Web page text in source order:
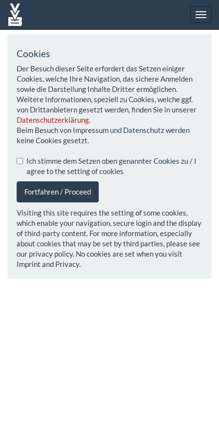
Cookies
Der Besuch dieser Seite erfordert das Setzen einiger
Cookies, welche Ihre Navigation, das sichere Anmelden
sowie die Darstellung Inhalte Dritter ermöglichen.
Weitere Informationen, speziell zu Cookies, welche ggf.
von Drittanbietern gesetzt werden, finden Sie in unserer
Datenschutzerklärung.
Beim Besuch von Impressum und Datenschutz werden
keine Cookies gesetzt.
Ich stimme dem Setzen oben genannter Cookies zu / I
agree to the setting of cookies
Fortfahren / Proceed
Visiting this site requires the setting of some cookies,
which enable your navigation, secure login and the display
of third-party content. For more information, especially
about cookies that may be set by third parties, please see
our privacy policy. No cookies are set when you visit
Imprint and Privacy.